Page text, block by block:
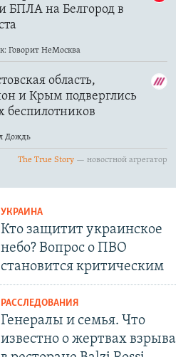
УКРАИНА
Кто защитит украинское
небо? Вопрос о ПВО
становится критическим
РАССЛЕДОВАНИЯ
Генералы и семья. Что
известно о жертвах взрыва